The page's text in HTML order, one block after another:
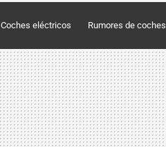
Coches eléctricos Rumores de coches